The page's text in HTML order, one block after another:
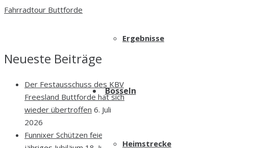
Ergebnisse
Bosseln
Heimstrecke
Fahrradtour Buttforde
Neueste Beiträge
Der Festausschuss des KBV
Freesland Buttforde hat sich
wieder übertroffen 6. Juli
2026
Funnixer Schützen feiern 50-